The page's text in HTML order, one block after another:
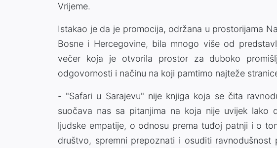
Vrijeme.
Istakao je da je promocija, održana u prostorijama
Bosne i Hercegovine, bila mnogo više od
večer koja je otvorila prostor za duboko
odgovornosti i načinu na koji pamtimo najteže
- "Safari u Sarajevu" nije knjiga koja se čita
suočava nas sa pitanjima na koja nije uvijek lako
ljudske empatije, o odnosu prema tuđoj patnji i o
društvo, spremni prepoznati i osuditi ravnodušnost